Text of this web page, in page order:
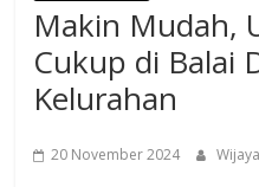
Makin Mudah,
Cukup di Balai
Kelurahan
20 November 2024